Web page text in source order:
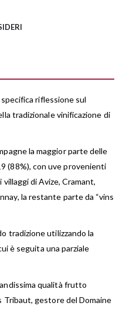
specifica riflessione sul
tradizionale vinificazione di
la maggior parte delle
(88%), con uve provenienti
di Avize, Cramant,
la restante parte da “vins
tradizione utilizzando la
è seguita una parziale
qualità frutto
Tribaut, gestore del Domaine